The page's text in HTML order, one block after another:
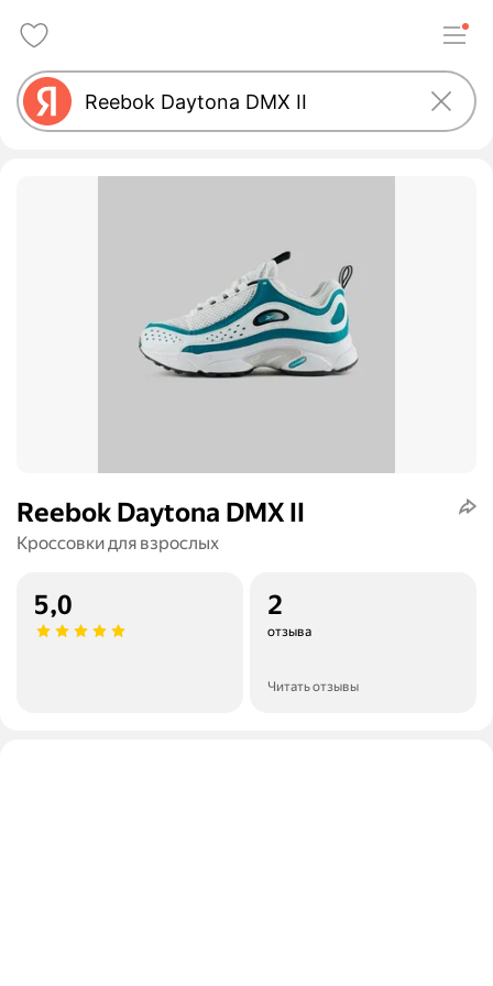
Reebok Daytona DMX II
Кроссовки для взрослых
5,0 2
отзыва
Читать отзывы